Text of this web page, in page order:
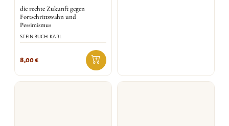
die rechte Zukunft gegen
Fortschrittswahn und
Pessimismus
STEINBUCH KARL
8,00€